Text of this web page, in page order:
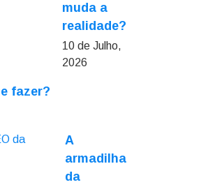
muda a
realidade?
10 de Julho,
2026
fazer?
A
armadilha
da